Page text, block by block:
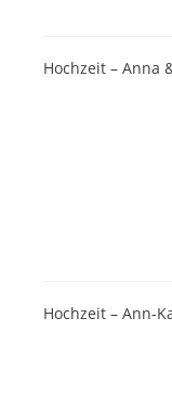
Hochzeit – Anna
Hochzeit – Ann-